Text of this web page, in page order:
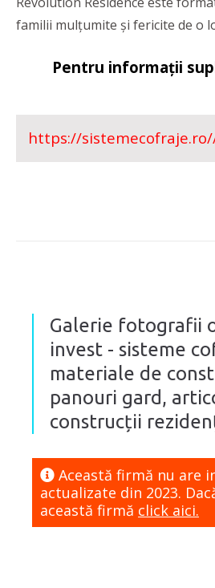
familii mulțumite și fericite de o
Pentru informații
https://
Galerie fotografii
invest - sisteme
materiale de
panouri gard,
construcții
Această firmă nu are
actualizate din 2023.
această firmă click aici.